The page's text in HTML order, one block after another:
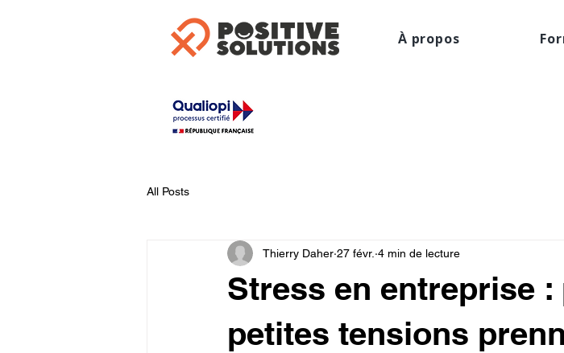
À propos
All Posts
Stress en entreprise
petites tensions
Thierry Daher 27 févr. 4 min de lecture